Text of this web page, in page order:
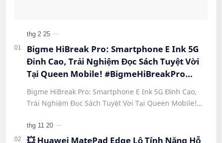
Bigme HiBreak Pro: Smartphone E Ink 5G
Đỉnh Cao, Trải Nghiệm Đọc Sách Tuyệt Vời
Tại Queen Mobile! #BigmeHiBreakPro
#SmartphoneEInk #QueenMobile
#HiBreakPro5G #DienThoaiDocSach
#CongNgheMoi #MuaSamThongMinh
#EInkPhone #5GSmartphone
Bigme HiBreak Pro: Smartphone E Ink 5G Đỉnh Cao,
Trải Nghiệm Đọc Sách Tuyệt Vời Tại Queen Mobile!
#Hi…
💥 Huawei MatePad Edge Lộ Tính Năng Hỗ